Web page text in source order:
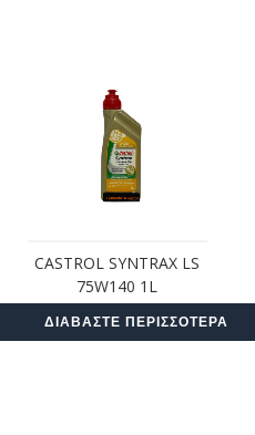
CASTROL SYNTRAX LS
75W140 1L
ΔΙΑΒΆΣΤΕ ΠΕΡΙΣΣΌΤΕΡΑ